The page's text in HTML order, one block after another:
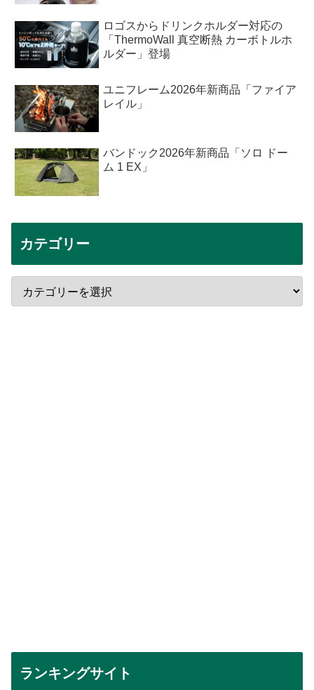
ロゴスからドリンクホルダー対応の
「ThermoWall 真空断熱 カーボトルホ
ルダー」登場
ユニフレーム2026年新商品「ファイア
レイル」
バンドック2026年新商品「ソロ ドー
ム 1 EX」
カテゴリー
ランキングサイト